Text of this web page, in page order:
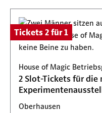
Tickets 2 für 1
House of Magic
2 Slot-Tickets für die
Oberhausen